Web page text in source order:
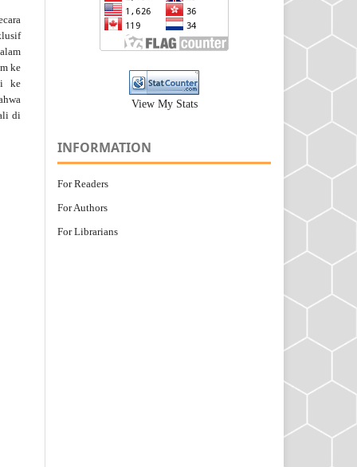
ke
ke
di
View My Stats
INFORMATION
For Readers
For Authors
For Librarians